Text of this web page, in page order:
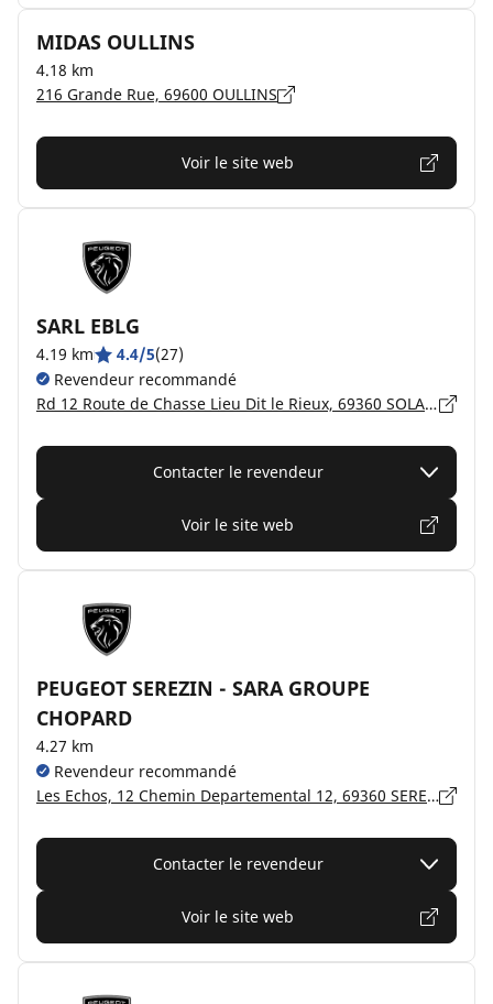
MIDAS OULLINS
4.18 km
216 Grande Rue, 69600 OULLINS
Voir le site web
SARL EBLG
4.19 km 4.4/5(27)
Revendeur recommandé
Rd 12 Route de Chasse Lieu Dit le Rieux, 69360 SOLAIZE
Contacter le revendeur
Voir le site web
PEUGEOT SEREZIN - SARA GROUPE
CHOPARD
4.27 km
Revendeur recommandé
Les Echos, 12 Chemin Departemental 12, 69360 SEREZIN-DU-RHÔNE
Contacter le revendeur
Voir le site web